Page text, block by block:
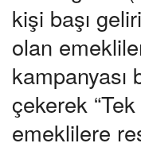
kişi başı
olan
kampanyası
çekerek
emeklilere